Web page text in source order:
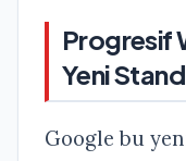
Progresif
Yeni
Google bu